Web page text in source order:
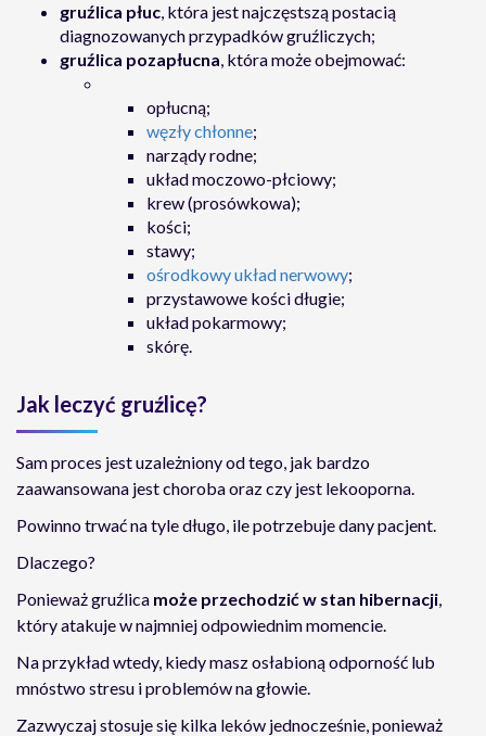
gruźlica płuc, która jest najczęstszą postacią
diagnozowanych przypadków gruźliczych;
gruźlica pozapłucna, która może obejmować:
opłucną;
węzły chłonne;
narządy rodne;
układ moczowo-płciowy;
krew (prosówkowa);
kości;
stawy;
ośrodkowy układ nerwowy;
przystawowe kości długie;
układ pokarmowy;
skórę.
Jak leczyć gruźlicę?
Sam proces jest uzależniony od tego, jak bardzo
zaawansowana jest choroba oraz czy jest lekooporna.
Powinno trwać na tyle długo, ile potrzebuje dany pacjent.
Dlaczego?
Ponieważ gruźlica może przechodzić w stan hibernacji,
który atakuje w najmniej odpowiednim momencie.
Na przykład wtedy, kiedy masz osłabioną odporność lub
mnóstwo stresu i problemów na głowie.
Zazwyczaj stosuje się kilka leków jednocześnie, ponieważ